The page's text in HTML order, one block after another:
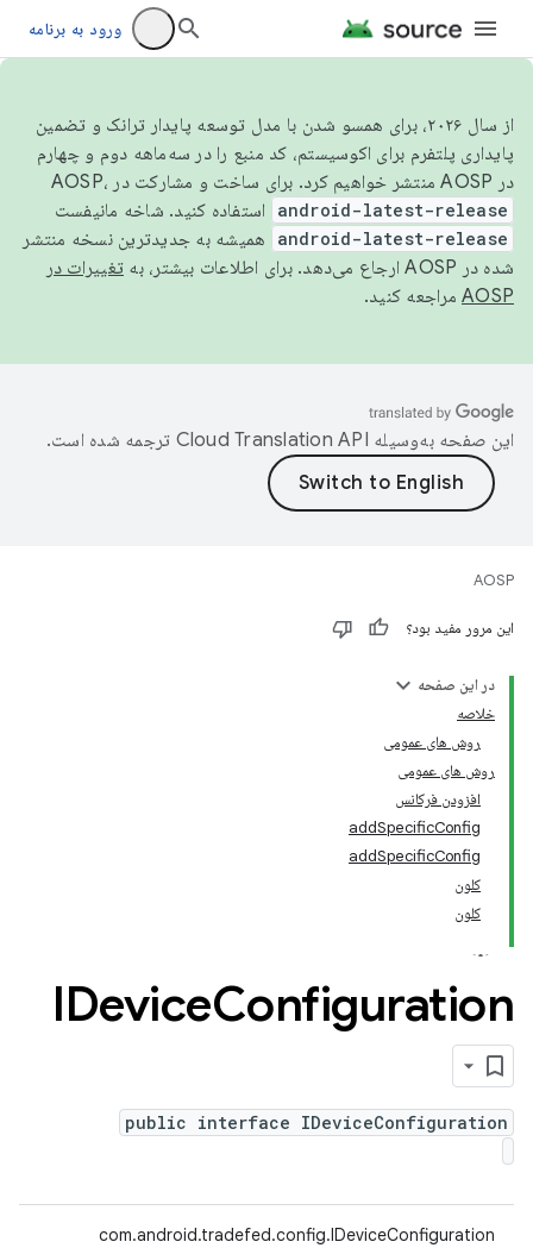
ورود به برنامه
از سال ۲۰۲۶، برای همسو شدن با مدل توسعه پایدار ترانک و تضمین
پایداری پلتفرم برای اکوسیستم، کد منبع را در سه‌ماهه دوم و چهارم
در AOSP منتشر خواهیم کرد. برای ساخت و مشارکت در AOSP،
android-latest-release استفاده کنید. شاخه مانیفست
android-latest-release
همیشه به جدیدترین نسخه منتشر
شده در AOSP ارجاع می‌دهد. برای اطلاعات بیشتر، به
تغییرات در
AOSP مراجعه کنید.
این صفحه به‌وسیله ترجمه شده است.
AOSP
این مرور مفید بود؟
در این صفحه
خلاصه
روش های عمومی
روش های عمومی
افزودن فرکانس
addSpecificConfig
addSpecificConfig
کلون
کلون
IDeviceConfiguration
public interface IDeviceConfiguration
com.android.tradefed.config.IDeviceConfiguration